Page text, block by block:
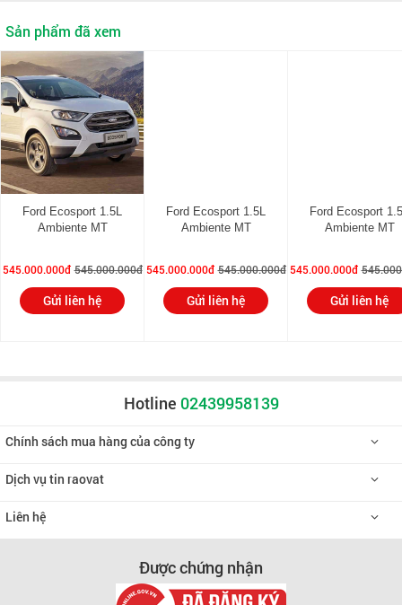
Hệ thống phanh Trước – Sau:
Sản phẩm đã xem
Ford Ecosport 1.5L
Ambiente MT
545.000.000đ 545.000.000đ
Gửi liên hệ
Ford Ecosport 1.5L
Ambiente MT
545.000.000đ 545.000.000đ
Gửi liên hệ
Ford Ecosport
Ambiente MT
545.000.000đ
Gửi liên hệ
Hotline 02439958139
Chính sách mua hàng của công ty
Dịch vụ tin raovat
Liên hệ
Được chứng nhận